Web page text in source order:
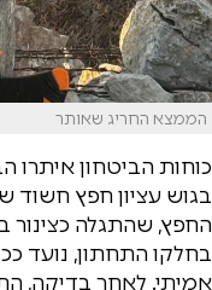
הממצא החריג שאותר
כוחות הביטחון איתרו
בגוש עציון חפץ חשוד
החפץ, שהתגלה כצינור
בחלקו התחתון, נועד
אמיתי. לאחר בדיקה,